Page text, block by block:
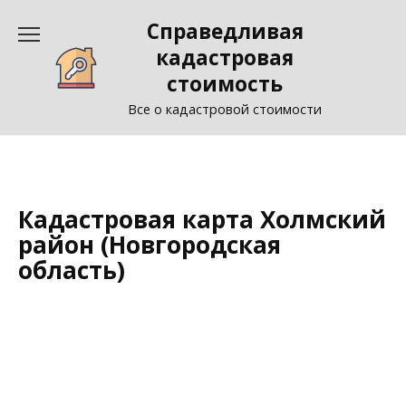
содержанию
Справедливая
кадастровая
стоимость
Все о кадастровой стоимости
Кадастровая карта Холмский
район (Новгородская
область)